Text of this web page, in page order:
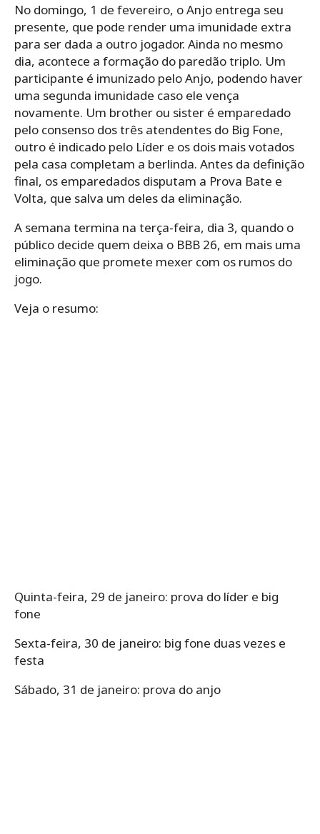
No domingo, 1 de fevereiro, o Anjo entrega seu
presente, que pode render uma imunidade extra
para ser dada a outro jogador. Ainda no mesmo
dia, acontece a formação do paredão triplo. Um
participante é imunizado pelo Anjo, podendo haver
uma segunda imunidade caso ele vença
novamente. Um brother ou sister é emparedado
pelo consenso dos três atendentes do Big Fone,
outro é indicado pelo Líder e os dois mais votados
pela casa completam a berlinda. Antes da definição
final, os emparedados disputam a Prova Bate e
Volta, que salva um deles da eliminação.
A semana termina na terça-feira, dia 3, quando o
público decide quem deixa o BBB 26, em mais uma
eliminação que promete mexer com os rumos do
jogo.
Veja o resumo:
Quinta-feira, 29 de janeiro: prova do líder e big
fone
Sexta-feira, 30 de janeiro: big fone duas vezes e
festa
Sábado, 31 de janeiro: prova do anjo